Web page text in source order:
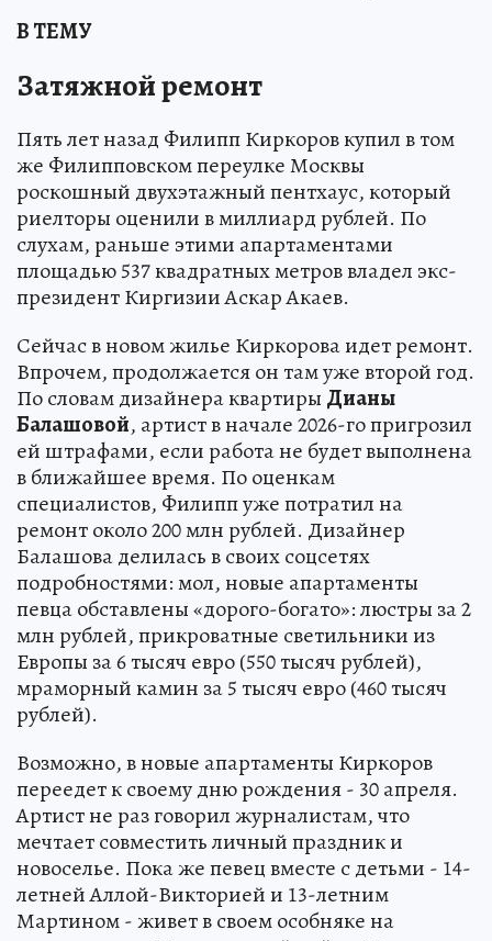
В ТЕМУ
Затяжной ремонт
Пять лет назад Филипп Киркоров купил в том
же Филипповском переулке Москвы
роскошный двухэтажный пентхаус, который
риелторы оценили в миллиард рублей. По
слухам, раньше этими апартаментами
площадью 537 квадратных метров владел экс-
президент Киргизии Аскар Акаев.
Сейчас в новом жилье Киркорова идет ремонт.
Впрочем, продолжается он там уже второй год.
По словам дизайнера квартиры Дианы
Балашовой, артист в начале 2026-го пригрозил
ей штрафами, если работа не будет выполнена
в ближайшее время. По оценкам
специалистов, Филипп уже потратил на
ремонт около 200 млн рублей. Дизайнер
Балашова делилась в своих соцсетях
подробностями: мол, новые апартаменты
певца обставлены «дорого-богато»: люстры за 2
млн рублей, прикроватные светильники из
Европы за 6 тысяч евро (550 тысяч рублей),
мраморный камин за 5 тысяч евро (460 тысяч
рублей).
Возможно, в новые апартаменты Киркоров
переедет к своему дню рождения - 30 апреля.
Артист не раз говорил журналистам, что
мечтает совместить личный праздник и
новоселье. Пока же певец вместе с детьми - 14-
летней Аллой-Викторией и 13-летним
Мартином - живет в своем особняке на